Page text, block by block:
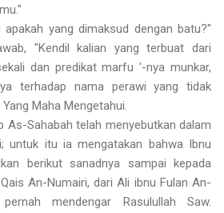
apakah yang dimaksud dengan batu?"
"Kendil kalian yang terbuat dari
dan predikat marfu '-nya munkar,
terhadap nama perawi yang tidak
Maha Mengetahui.
As-Sahabah telah menyebutkan dalam
untuk itu ia mengatakan bahwa Ibnu
berikut sanadnya sampai kepada
An-Numairi, dari Ali ibnu Fulan An-
mendengar Rasulullah Saw.